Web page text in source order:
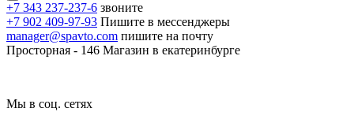
+7 343 237-237-6 звоните
+7 902 409-97-93 Пишите в мессенджеры
manager@spavto.com пишите на почту
Просторная - 146 Магазин в екатеринбурге
Мы в соц. сетях